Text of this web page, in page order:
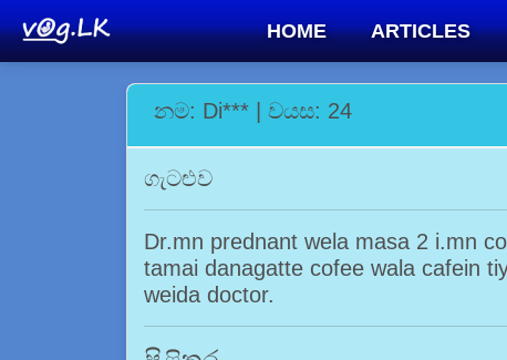
HOME ARTICLES
නම: Di*** | වයස: 24
ගැටළුව
Dr.mn prednant wela masa 2 i.mn
tamai danagatte cofee wala cafein
weida doctor.